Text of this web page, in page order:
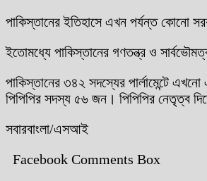
পাকিস্তানের ইতিহাসে এখন পর্যন্ত কোনো
ইতোমধ্যে পাকিস্তানের গণতন্ত্র ও
পাকিস্তানের ৩৪২ সদস্যের পার্লামেন্টে
পিপিপির সদস্য ৫৬ জন। পিপিপির নেতৃত্ব
সবারবাংলা/এসআই
Facebook Comments Box